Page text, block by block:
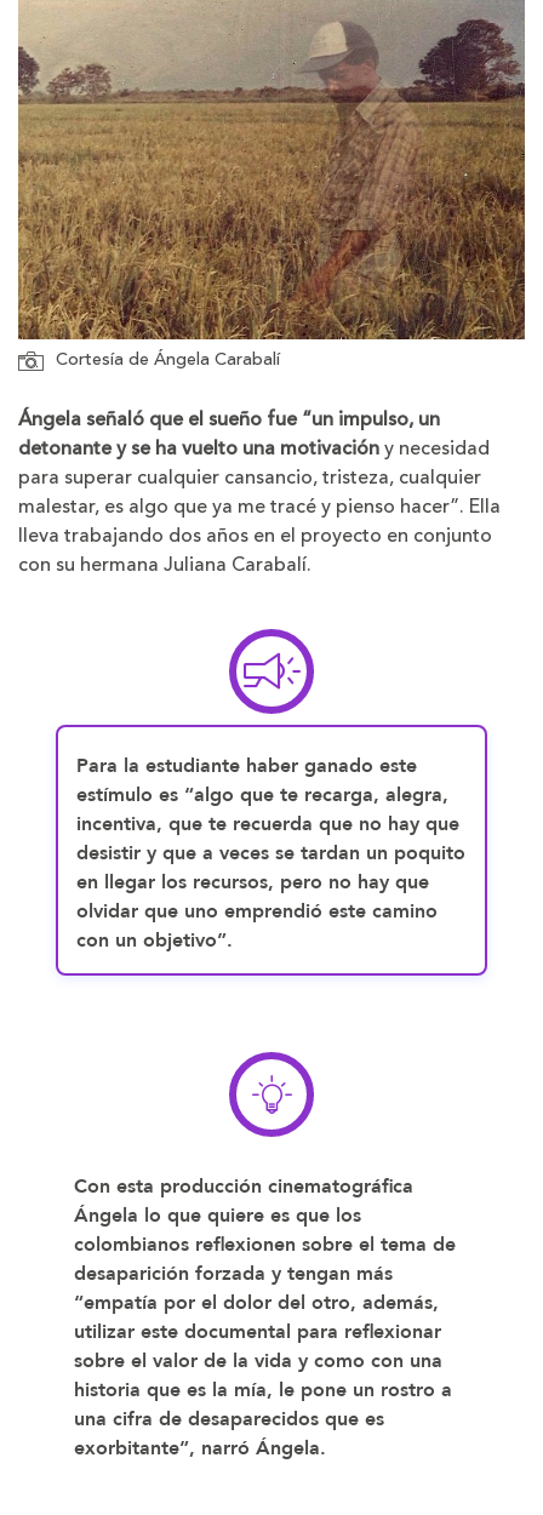
Cortesía de Ángela Carabalí
Ángela señaló que el sueño fue “un impulso, un
detonante y se ha vuelto una motivacióny necesidad
para superar cualquier cansancio, tristeza, cualquier
malestar, es algo que ya me tracé y pienso hacer”. Ella
lleva trabajando dos años en el proyecto en conjunto
con su hermana Juliana Carabalí.
Para la estudiante haber ganado este
estímulo es “algo que te recarga, alegra,
incentiva, que te recuerda que no hay que
desistir y que a veces se tardan un poquito
en llegar los recursos, pero no hay que
olvidar que uno emprendió este camino
con un objetivo”.
Con esta producción cinematográfica
Ángela lo que quiere es que los
colombianos reflexionen sobre el tema de
desaparición forzada y tengan más
“empatía por el dolor del otro, además,
utilizar este documental para reflexionar
sobre el valor de la vida y como con una
historia que es la mía, le pone un rostro a
una cifra de desaparecidos que es
exorbitante”, narró Ángela.